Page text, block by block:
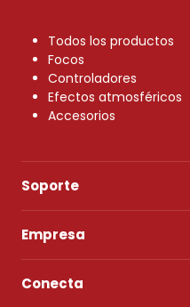
Todos los productos
Focos
Controladores
Efectos atmosféricos
Accesorios
Soporte
Empresa
Conecta